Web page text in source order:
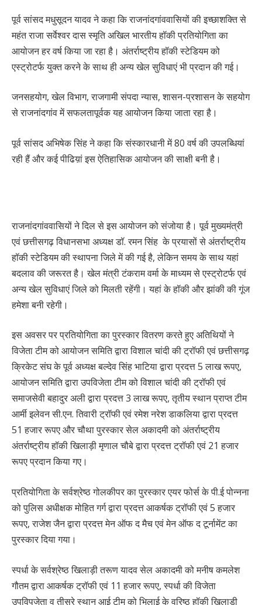
पूर्व सांसद मधुसूदन यादव ने कहा कि राजनांदगांववासियों की इच्छाशक्ति से
महंत राजा सर्वेश्वर दास स्मृति अखिल भारतीय हॉकी प्रतियोगिता का
आयोजन हर वर्ष किया जा रहा है। अंतर्राष्ट्रीय हॉकी स्टेडियम को
एस्ट्रोटर्फ युक्त करने के साथ ही अन्य खेल सुविधाएं भी प्रदान की गई।
जनसहयोग, खेल विभाग, राजगामी संपदा न्यास, शासन-प्रशासन के सहयोग
से राजनांदगांव में सफलतापूर्वक यह आयोजन किया जाता रहा है।
पूर्व सांसद अभिषेक सिंह ने कहा कि संस्कारधानी में 80 वर्ष की उपलब्धियां
रही हैं और कई पीढिय़ां इस ऐतिहासिक आयोजन की साक्षी बनी है।
राजनांदगांववासियों ने दिल से इस आयोजन को संजोया है। पूर्व मुख्यमंत्री
एवं छत्तीसगढ़ विधानसभा अध्यक्ष डॉ. रमन सिंह के प्रयासों से अंतर्राष्ट्रीय
हॉकी स्टेडियम की स्थापना जिले में की गई है, लेकिन समय के साथ यहां
बदलाव की जरूरत है। खेल मंत्री टंकराम वर्मा के माध्यम से एस्ट्रोटर्फ एवं
अन्य खेल सुविधाएं जिले को मिलती रहेंगी। यहां के हॉकी और झांकी की गूंज
हमेशा बनी रहेगी।
इस अवसर पर प्रतियोगिता का पुरस्कार वितरण करते हुए अतिथियों ने
विजेता टीम को आयोजन समिति द्वारा विशाल चांदी की ट्रॉफी एवं छत्तीसगढ़
क्रिकेट संघ के पूर्व अध्यक्ष बल्देव सिंह भाटिया द्वारा प्रदत्त 5 लाख रूपए,
आयोजन समिति द्वारा उपविजेता टीम को विशाल चांदी की ट्रॉफी एवं
समाजसेवी बहादुर अली द्वारा प्रदत्त 3 लाख रूपए, तृतीय स्थान प्राप्त टीम
आर्मी इलेवन सी.एन. तिवारी ट्रॉफी एवं रमेश नरेश डाकलिया द्वारा प्रदत्त
51 हजार रूपए और चौथा पुरस्कार सेल अकादमी को अंतर्राष्ट्रीय
अंतर्राष्ट्रीय हॉकी खिलाड़ी मृणाल चौबे द्वारा प्रदत्त ट्रॉफी एवं 21 हजार
रूपए प्रदान किया गए।
प्रतियोगिता के सर्वश्रेष्ठ गोलकीपर का पुरस्कार एयर फोर्स के पी.ई पोन्नना
को पुलिस अधीक्षक मोहित गर्ग द्वारा प्रदत्त आकर्षक ट्रॉफी एवं 5 हजार
रूपए, राजेश जैन द्वारा प्रदत्त मेन ऑफ द मैच एवं मेन ऑफ द टूर्नामेंट का
पुरस्कार दिया गया।
स्पर्धा के सर्वश्रेष्ठ खिलाड़ी तरूण यादव सेल अकादमी को मनीष कमलेश
गौतम द्वारा आकर्षक ट्रॉफी एवं 11 हजार रूपए, स्पर्धा की विजेता
उपविपजेता व तीसरे स्थान आई टीम को भिलाई के वरिष्ठ हॉकी खिलाड़ी